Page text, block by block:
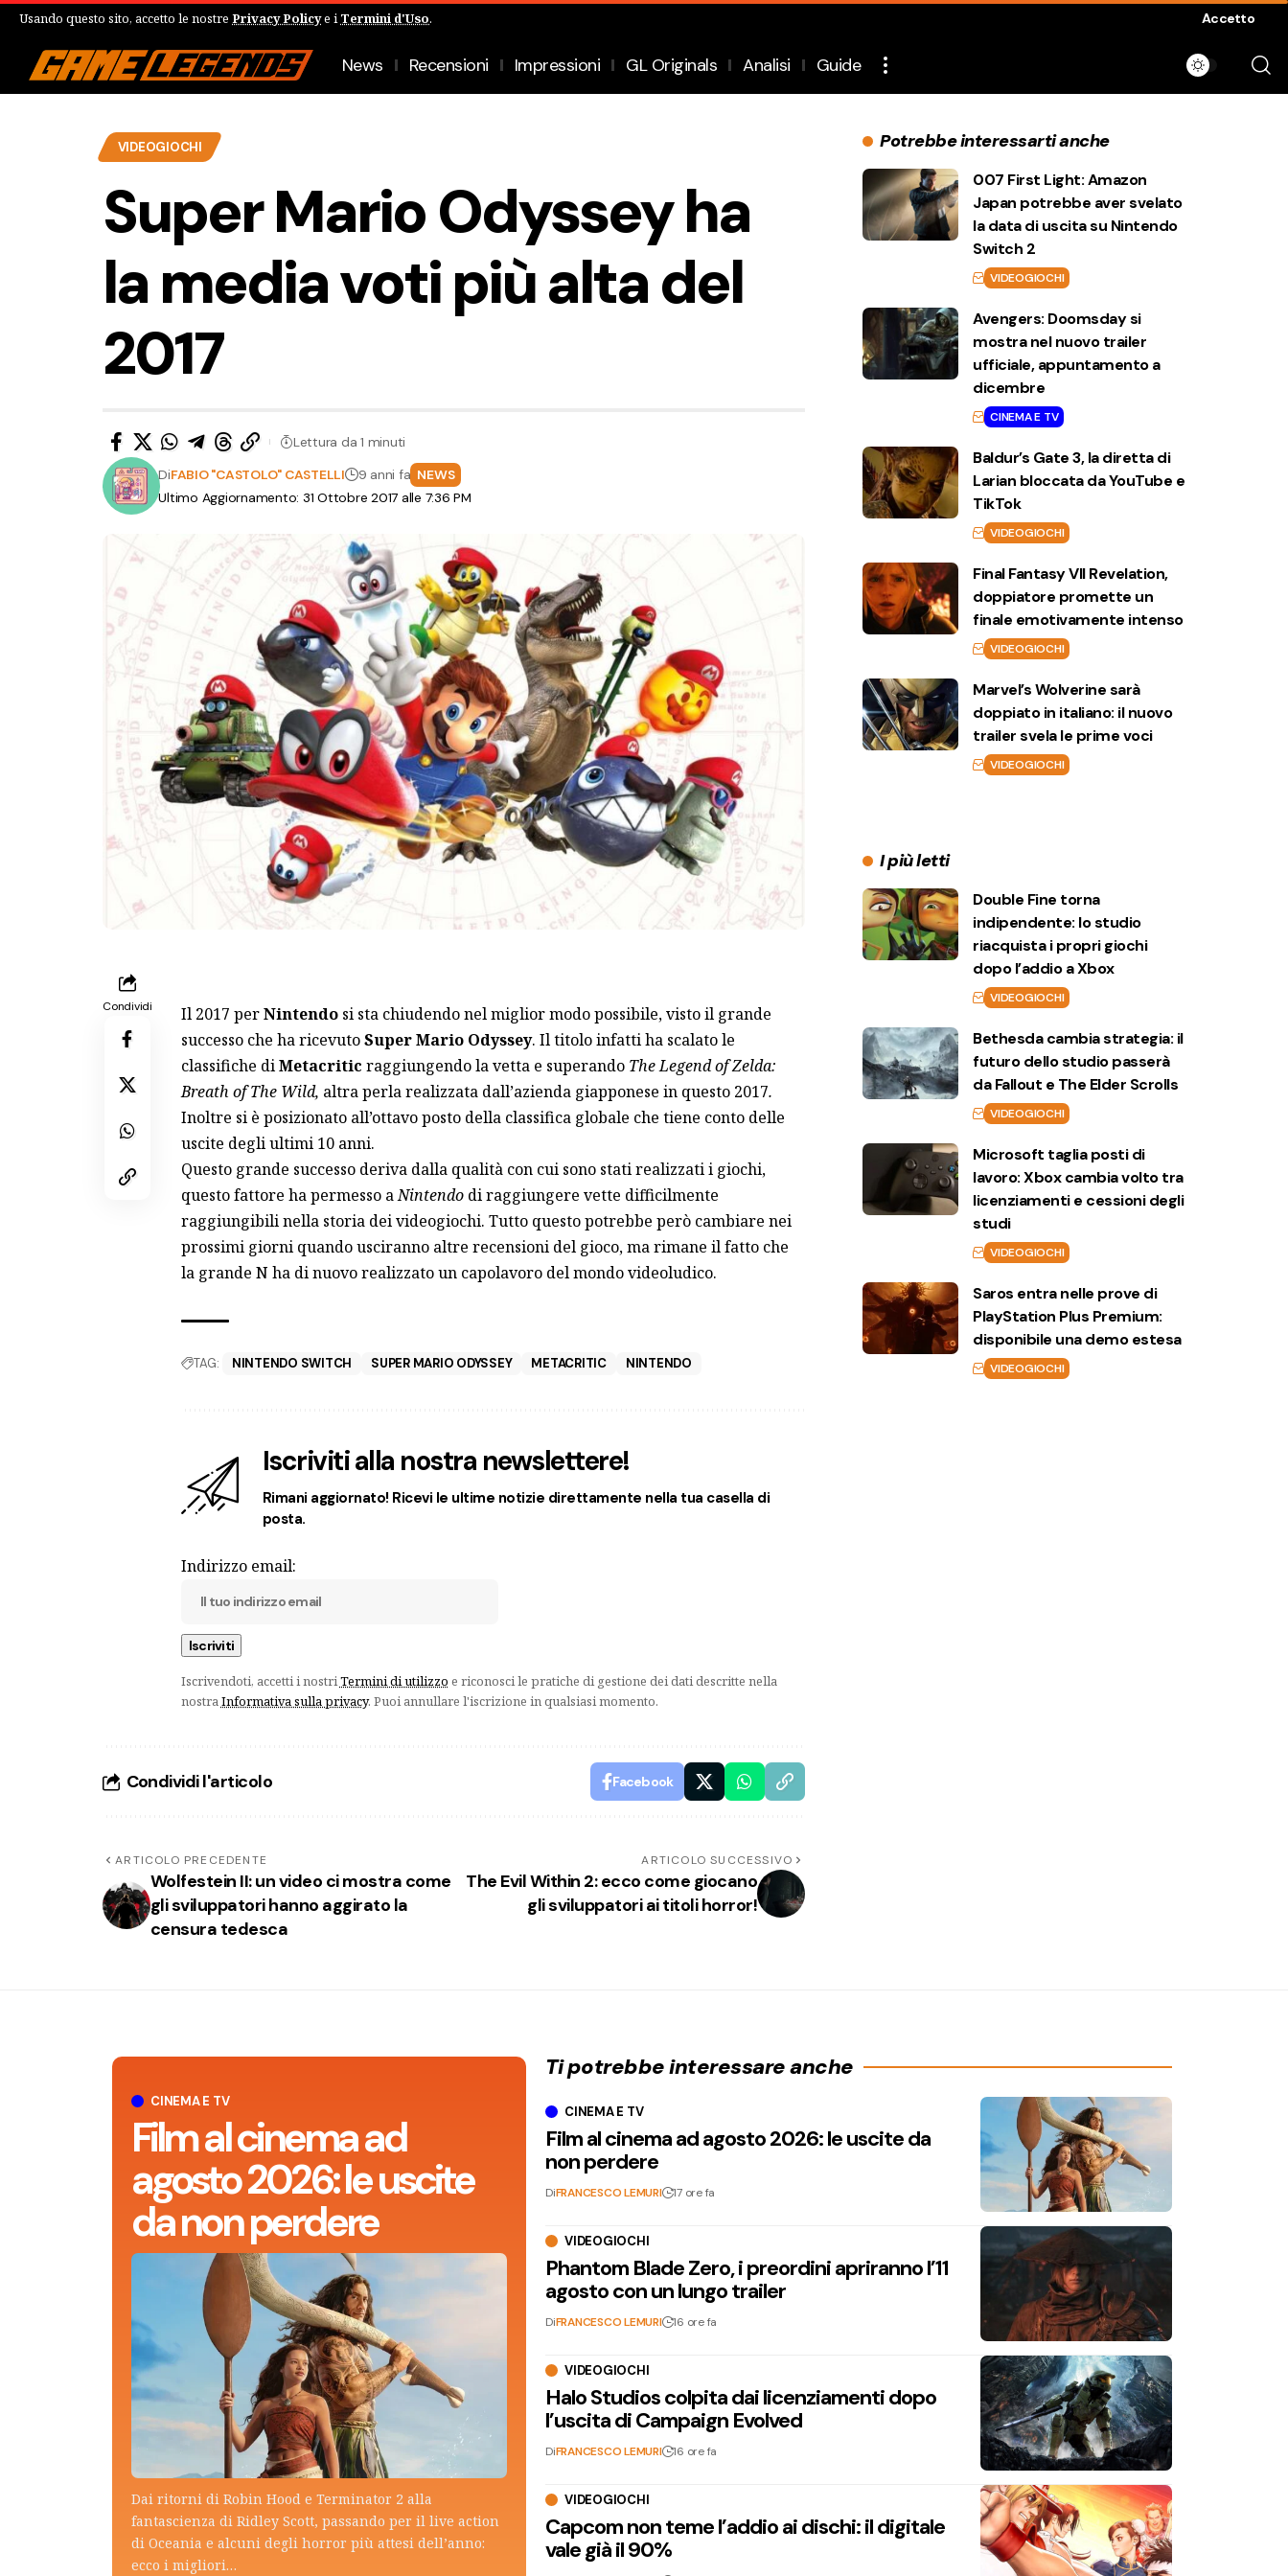
Usando questo sito, accetto le nostre Privacy Policye i Termini d'Uso. Accetto
News Recensioni Impressioni GL Originals Analisi Guide
VIDEOGIOCHI
Super Mario Odyssey ha
la media voti più alta del
2017
Ultimo Aggiornamento: 31 Ottobre 2017 alle 7:36 PM
DiFABIO "CASTOLO" CASTELLI 9 anni fa NEWS
Lettura da 1 minuti
Condividi Il 2017 perNintendo si sta chiudendo nel miglior modo possibile, visto il grande
successo che ha ricevutoSuper Mario Odyssey. Il titolo infatti ha scalato le
classifiche diMetacritic raggiungendo la vetta e superandoThe Legend of Zelda:
Breath of The Wild, altra perla realizzata dall’azienda giapponese in questo 2017.
Inoltre si è posizionato all’ottavo posto della classifica globale che tiene conto delle
uscite degli ultimi 10 anni.
Questo grande successo deriva dalla qualità con cui sono stati realizzati i giochi,
questo fattore ha permesso aNintendodi raggiungere vette difficilmente
raggiungibili nella storia dei videogiochi. Tutto questo potrebbe però cambiare nei
prossimi giorni quando usciranno altre recensioni del gioco, ma rimane il fatto che
la grande N ha di nuovo realizzato un capolavoro del mondo videoludico.
TAG: NINTENDO SWITCH SUPER MARIO ODYSSEY METACRITIC NINTENDO
Iscriviti alla nostra newslettere!
Rimani aggiornato! Ricevi le ultime notizie direttamente nella tua casella di
posta.
Indirizzo email:
Iscrivendoti, accetti i nostriTermini di utilizzo e riconosci le pratiche di gestione dei dati descritte nella
nostraInformativa sulla privacy. Puoi annullare l'iscrizione in qualsiasi momento.
Condividi l'articolo Facebook
ARTICOLO PRECEDENTE
Wolfestein II: un video ci mostra come
gli sviluppatori hanno aggirato la
censura tedesca
ARTICOLO SUCCESSIVO
The Evil Within 2: ecco come giocano
gli sviluppatori ai titoli horror!
Potrebbe interessarti anche
007 First Light: Amazon
Japan potrebbe aver svelato
la data di uscita su Nintendo
Switch 2
VIDEOGIOCHI
Avengers: Doomsday si
mostra nel nuovo trailer
ufficiale, appuntamento a
dicembre
CINEMA E TV
Baldur’s Gate 3, la diretta di
Larian bloccata da YouTube e
TikTok
VIDEOGIOCHI
Final Fantasy VII Revelation,
doppiatore promette un
finale emotivamente intenso
VIDEOGIOCHI
Marvel’s Wolverine sarà
doppiato in italiano: il nuovo
trailer svela le prime voci
VIDEOGIOCHI
I più letti
Double Fine torna
indipendente: lo studio
riacquista i propri giochi
dopo l’addio a Xbox
VIDEOGIOCHI
Bethesda cambia strategia: il
futuro dello studio passerà
da Fallout e The Elder Scrolls
VIDEOGIOCHI
Microsoft taglia posti di
lavoro: Xbox cambia volto tra
licenziamenti e cessioni degli
studi
VIDEOGIOCHI
Saros entra nelle prove di
PlayStation Plus Premium:
disponibile una demo estesa
VIDEOGIOCHI
CINEMA E TV
Film al cinema ad
agosto 2026: le uscite
da non perdere
Dai ritorni di Robin Hood e Terminator 2 alla
fantascienza di Ridley Scott, passando per il live action
di Oceania e alcuni degli horror più attesi dell’anno:
ecco i migliori…
Ti potrebbe interessare anche
CINEMA E TV
Film al cinema ad agosto 2026: le uscite da
non perdere
DiFRANCESCO LEMURI 17 ore fa
VIDEOGIOCHI
Phantom Blade Zero, i preordini apriranno l’11
agosto con un lungo trailer
DiFRANCESCO LEMURI 16 ore fa
VIDEOGIOCHI
Halo Studios colpita dai licenziamenti dopo
l’uscita di Campaign Evolved
DiFRANCESCO LEMURI 16 ore fa
VIDEOGIOCHI
Capcom non teme l’addio ai dischi: il digitale
vale già il 90%